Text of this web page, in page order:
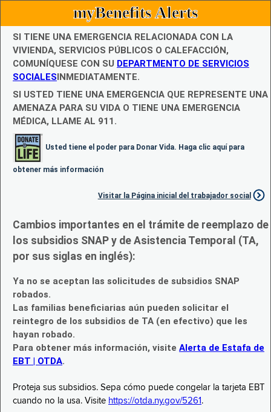
myBenefits Alerts
SI TIENE UNA EMERGENCIA RELACIONADA CON LA
VIVIENDA, SERVICIOS PÚBLICOS O CALEFACCIÓN,
COMUNÍQUESE CON SU DEPARTMENTO DE SERVICIOS
SOCIALESINMEDIATAMENTE.
SI USTED TIENE UNA EMERGENCIA QUE REPRESENTE UNA
AMENAZA PARA SU VIDA O TIENE UNA EMERGENCIA
MÉDICA, LLAME AL 911.
Usted tiene el poder para Donar Vida. Haga clic aquí para
obtener más información
Visitar la Página inicial del trabajador social
Cambios importantes en el trámite de reemplazo de
los subsidios SNAP y de Asistencia Temporal (TA,
por sus siglas en inglés):
Ya no se aceptan las solicitudes de subsidios SNAP
robados.
Las familias beneficiarias aún pueden solicitar el
reintegro de los subsidios de TA (en efectivo) que les
hayan robado.
Para obtener más información, visite Alerta de Estafa de
EBT | OTDA.
Proteja sus subsidios. Sepa cómo puede congelar la tarjeta EBT
cuando no la usa. Visite https://otda.ny.gov/5261 .